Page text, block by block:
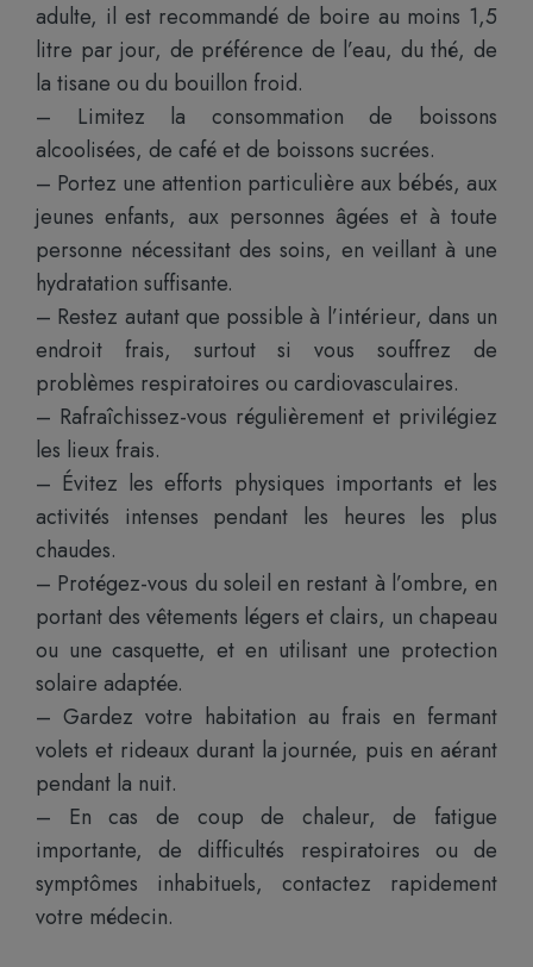
adulte, il est recommandé de boire au moins 1,5
litre par jour, de préférence de l’eau, du thé, de
la tisane ou du bouillon froid.
– Limitez la consommation de boissons
alcoolisées, de café et de boissons sucrées.
– Portez une attention particulière aux bébés, aux
jeunes enfants, aux personnes âgées et à toute
personne nécessitant des soins, en veillant à une
hydratation suffisante.
– Restez autant que possible à l’intérieur, dans un
endroit frais, surtout si vous souffrez de
problèmes respiratoires ou cardiovasculaires.
– Rafraîchissez-vous régulièrement et privilégiez
les lieux frais.
– Évitez les efforts physiques importants et les
activités intenses pendant les heures les plus
chaudes.
– Protégez-vous du soleil en restant à l’ombre, en
portant des vêtements légers et clairs, un chapeau
ou une casquette, et en utilisant une protection
solaire adaptée.
– Gardez votre habitation au frais en fermant
volets et rideaux durant la journée, puis en aérant
pendant la nuit.
– En cas de coup de chaleur, de fatigue
importante, de difficultés respiratoires ou de
symptômes inhabituels, contactez rapidement
votre médecin.